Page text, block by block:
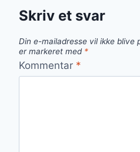
Skriv et svar
Din e-mailadresse vil ikke blive
er markeret med *
Kommentar *